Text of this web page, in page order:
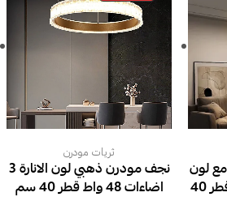
لون
الانارة 3اضاءات متغيرة قطر 40
ثريات مودرن
نجف مودرن ذهبي لون الانارة 3
اضاءات 48 واط قطر 40 سم